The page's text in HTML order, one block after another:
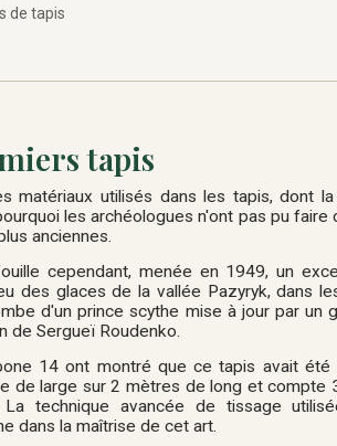
de tapis
tapis
matériaux utilisés dans les tapis, dont
les archéologues n'ont pas pu
anciennes.
cependant, menée en 1949, un
des glaces de la vallée Pazyryk, dans
d'un prince scythe mise à jour par un
de Sergueï Roudenko.
14 ont montré que ce tapis avait été
de large sur 2 mètres de long et compte
La technique avancée de tissage
dans la maîtrise de cet art.